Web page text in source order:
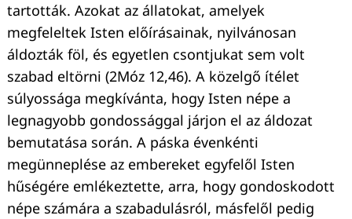
tartották. Azokat az állatokat, amelyek
megfeleltek Isten előírásainak, nyilvánosan
áldozták föl, és egyetlen csontjukat sem volt
szabad eltörni (2Móz 12,46). A közelgő ítélet
súlyossága megkívánta, hogy Isten népe a
legnagyobb gondossággal járjon el az áldozat
bemutatása során. A páska évenkénti
megünneplése az embereket egyfelől Isten
hűségére emlékeztette, arra, hogy gondoskodott
népe számára a szabadulásról, másfelől pedig